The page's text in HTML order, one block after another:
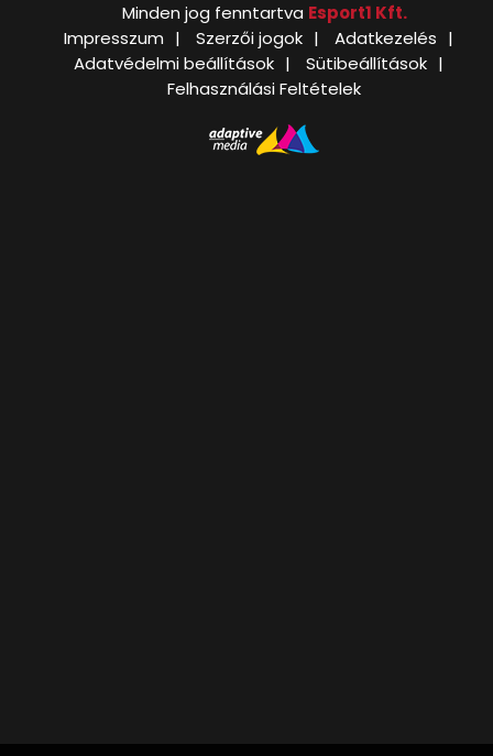
Minden jog fenntartva Esport1 Kft.
Impresszum
Szerzői jogok
Adatkezelés
Adatvédelmi beállítások
Sütibeállítások
Felhasználási Feltételek